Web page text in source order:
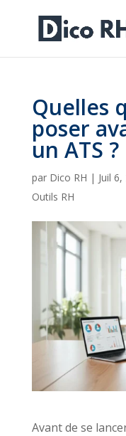
Quelles
poser
un ATS ?
par Dico RH | Juil
Outils RH
Avant de se